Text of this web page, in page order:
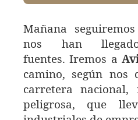
Mañana
nos han
fuentes. Iremos a
camino, según
carretera
peligrosa, que